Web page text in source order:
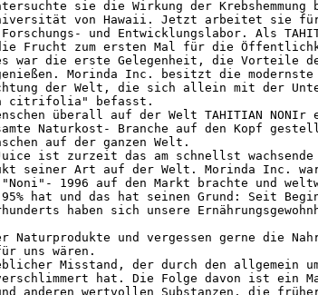
sie die Wirkung der
von Hawaii. Jetzt arbeitet sie
und Entwicklungslabor. Als
Frucht zum ersten Mal für die
war die erste Gelegenheit, die Vorteile
Morinda Inc. besitzt die modernste
der Welt, die sich allein mit der
citrifolia" befasst.
überall auf der Welt TAHITIAN
Naturkost- Branche auf den Kopf
auf der ganzen Welt.
Juice ist zurzeit das am schnellst
seiner Art auf der Welt. Morinda Inc.
"Noni"- 1996 auf den Markt brachte und
hat und das hat seinen Grund: Seit
haben sich unsere
Naturprodukte und vergessen gerne die
uns wären.
Misstand, der durch den allgemein
hat. Die Folge davon ist ein
anderen wertvollen Substanzen, die